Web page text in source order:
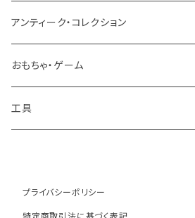
アンティーク・コレクション
おもちゃ・ゲーム
工具
プライバシーポリシー